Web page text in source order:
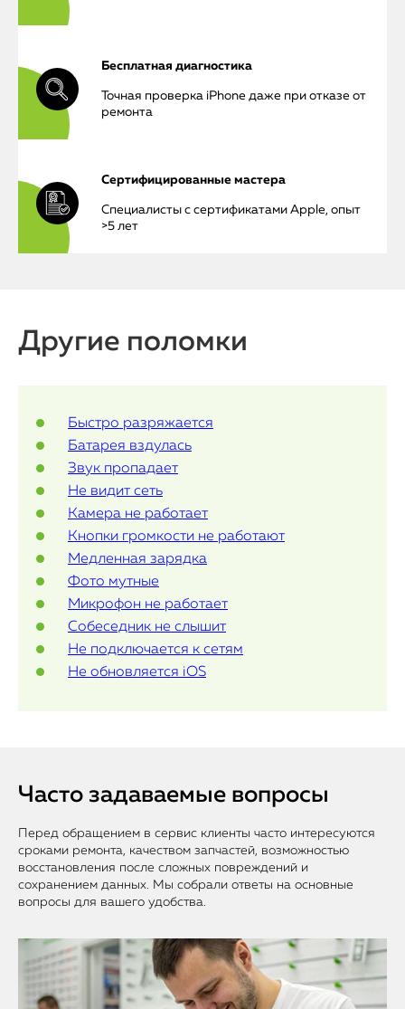
iPhone
MacBook
iMac
О нас
Контакты
Статьи
Бесплатная диагностика
Точная проверка iPhone даже при отказе от
ремонта
Сертифицированные мастера
Специалисты с сертификатами Apple, опыт
>5 лет
Другие поломки
Быстро разряжается
Батарея вздулась
Звук пропадает
Не видит сеть
Камера не работает
Кнопки громкости не работают
Медленная зарядка
Фото мутные
Микрофон не работает
Собеседник не слышит
Не подключается к сетям
Не обновляется iOS
Часто задаваемые вопросы
Перед обращением в сервис клиенты часто интересуются
сроками ремонта, качеством запчастей, возможностью
восстановления после сложных повреждений и
сохранением данных. Мы собрали ответы на основные
вопросы для вашего удобства.